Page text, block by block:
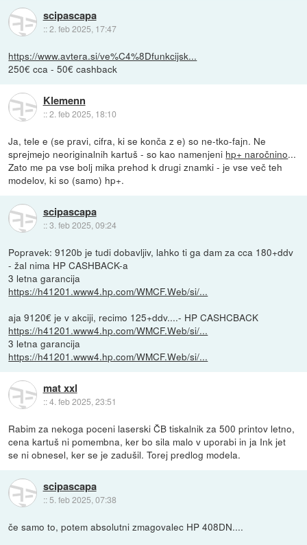
scipascapa
::2. feb 2025, 17:47
https://www.avtera.si/ve%C4%8Dfunkcijsk...
250€ cca - 50€ cashback
Klemenn
::2. feb 2025, 18:10
Ja, tele e (se pravi, cifra, ki se konča z e) so ne-tko-fajn. Ne
sprejmejo neoriginalnih kartuš - so kao namenjeni hp+ naročnino...
Zato me pa vse bolj mika prehod k drugi znamki - je vse več teh
modelov, ki so (samo) hp+.
scipascapa
::3. feb 2025, 09:24
Popravek: 9120b je tudi dobavljiv, lahko ti ga dam za cca 180+ddv
- žal nima HP CASHBACK-a
3 letna garancija
https://h41201.www4.hp.com/WMCF.Web/si/...
aja 9120€ je v akciji, recimo 125+ddv....- HP CASHCBACK
https://h41201.www4.hp.com/WMCF.Web/si/...
3 letna garancija
https://h41201.www4.hp.com/WMCF.Web/si/...
mat xxl
::4. feb 2025, 23:51
Rabim za nekoga poceni laserski ČB tiskalnik za 500 printov letno,
cena kartuš ni pomembna, ker bo sila malo v uporabi in ja Ink jet
se ni obnesel, ker se je zadušil. Torej predlog modela.
scipascapa
:: 5. feb 2025, 07:38
če samo to, potem absolutni zmagovalec HP 408DN....